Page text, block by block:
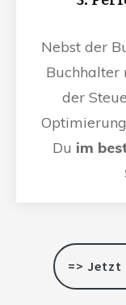
Nebst der
Buchhalter
der
Du im
=> Jetzt